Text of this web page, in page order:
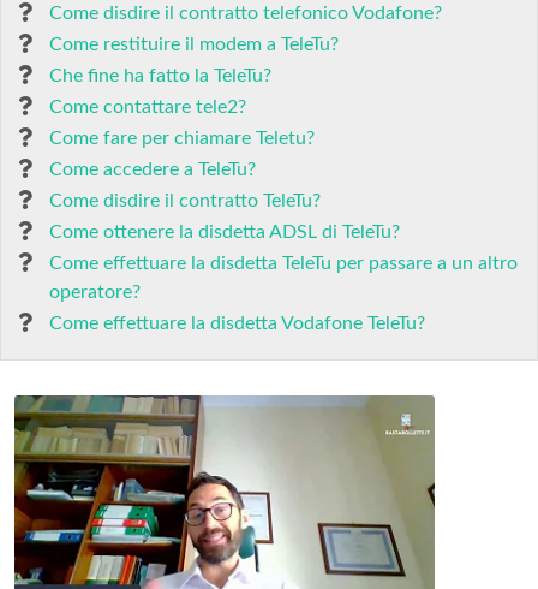
Come disdire il contratto telefonico Vodafone?
Come restituire il modem a TeleTu?
Che fine ha fatto la TeleTu?
Come contattare tele2?
Come fare per chiamare Teletu?
Come accedere a TeleTu?
Come disdire il contratto TeleTu?
Come ottenere la disdetta ADSL di TeleTu?
Come effettuare la disdetta TeleTu per passare a un altro
operatore?
Come effettuare la disdetta Vodafone TeleTu?